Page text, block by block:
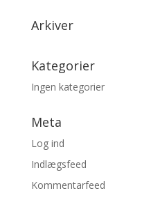
Arkiver
Kategorier
Ingen kategorier
Meta
Log ind
Indlægsfeed
Kommentarfeed